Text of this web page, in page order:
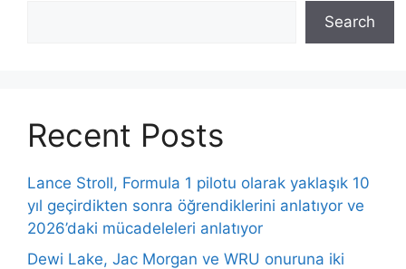
Search
Recent Posts
Lance Stroll, Formula 1 pilotu olarak yaklaşık 10
yıl geçirdikten sonra öğrendiklerini anlatıyor ve
2026’daki mücadeleleri anlatıyor
Dewi Lake, Jac Morgan ve WRU onuruna iki